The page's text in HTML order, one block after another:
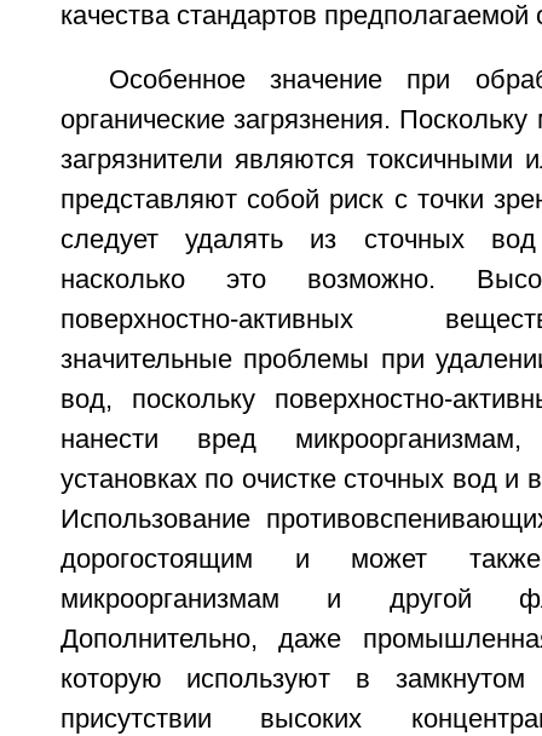
качества стандартов
Особенное значение при
органические загрязнения. Поскольку
загрязнители являются токсичными
представляют собой риск с точки
следует удалять из сточных
насколько это возможно.
поверхностно-активных
значительные проблемы при
вод, поскольку поверхностно-
нанести вред
установках по очистке сточных вод
Использование
дорогостоящим и может
микроорганизмам и
Дополнительно, даже
которую используют в
присутствии высоких